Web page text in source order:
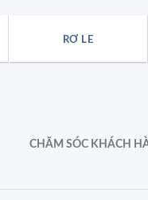
RƠ LE
CHĂM SÓC KHÁCH